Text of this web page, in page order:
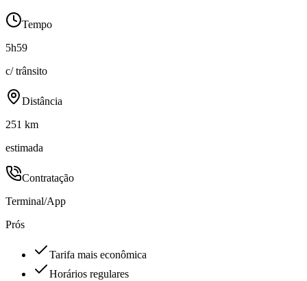
Tempo
5h59
c/ trânsito
Distância
251 km
estimada
Contratação
Terminal/App
Prós
Tarifa mais econômica
Horários regulares